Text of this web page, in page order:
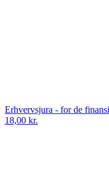
Erhvervsjura - for de
18,00 kr.